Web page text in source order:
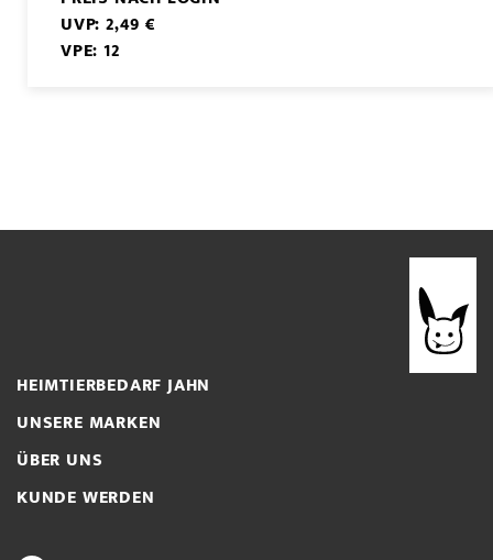
UVP: 2,49 €
VPE: 12
HEIMTIERBEDARF JAHN
UNSERE MARKEN
ÜBER UNS
KUNDE WERDEN